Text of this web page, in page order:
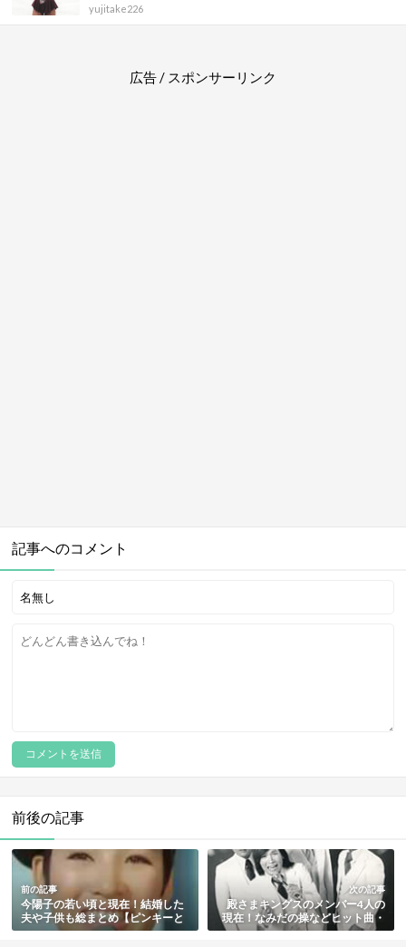
yujitake226
広告 / スポンサーリンク
記事へのコメント
前後の記事
前の記事
今陽子の若い頃と現在！結婚した
夫や子供も総まとめ【ピンキーと
キラーズ】
次の記事
殿さまキングスのメンバー4人の
現在！なみだの操などヒット曲・
解散理由やその後も総まとめ